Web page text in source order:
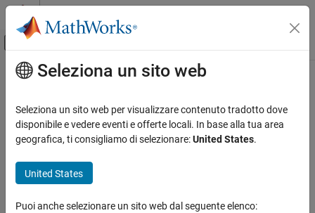
Vai al contenuto
Attiva/disattiva menu di navigazione
Pagina iniziale della documentazione
Contenuto principale
Seleziona un sito web
Seleziona un sito web per visualizzare contenuto tradotto dove
disponibile e vedere eventi e offerte locali. In base alla tua area
geografica, ti consigliamo di selezionare:United States.
United States
Puoi anche selezionare un sito web dal seguente elenco: